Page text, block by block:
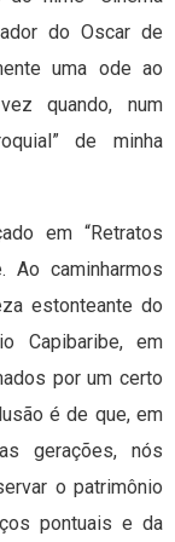
do Oscar de
uma ode ao
quando, num
de minha
em “Retratos
Ao caminharmos
estonteante do
Capibaribe, em
por um certo
é de que, em
gerações, nós
o patrimônio
pontuais e da